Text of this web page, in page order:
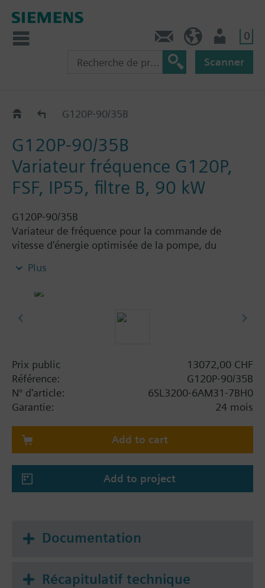
0
Scanner
G120P..5BG120P-90/35B
G120P-90/35B
Variateur fréquence G120P,
FSF, IP55, filtre B, 90 kW
G120P-90/35B
Variateur de fréquence pour la commande de
vitesse d'énergie optimisée de la pompe, du
applications de gestion technique des bâtiments,
panneau.
d'obturation, la profondeur augmente de 5 mm, et
avec une PIO de 15 mm.
Plus
Prix public
13072,00 CHF
Référence:
G120P-90/35B
N° d'article:
6SL3200-6AM31-7BH0
Garantie:
24 mois
Add to cart
Add to project
Documentation
Récapitulatif technique